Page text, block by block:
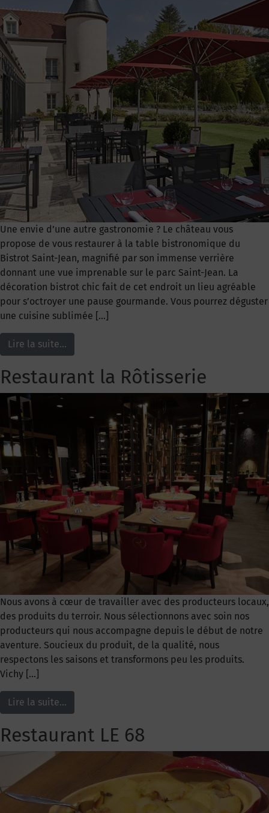
Une envie d’une autre gastronomie ? Le château vous
propose de vous restaurer à la table bistronomique du
Bistrot Saint-Jean, magnifié par son immense verrière
donnant une vue imprenable sur le parc Saint-Jean. La
décoration bistrot chic fait de cet endroit un lieu agréable
pour s’octroyer une pause gourmande. Vous pourrez déguster
une cuisine sublimée […]
Lire la suite…
Restaurant la Rôtisserie
Nous avons à cœur de travailler avec des producteurs locaux,
des produits du terroir. Nous sélectionnons avec soin nos
producteurs qui nous accompagne depuis le début de notre
aventure. Soucieux du produit, de la qualité, nous
respectons les saisons et transformons peu les produits.
Vichy […]
Lire la suite…
Restaurant LE 68